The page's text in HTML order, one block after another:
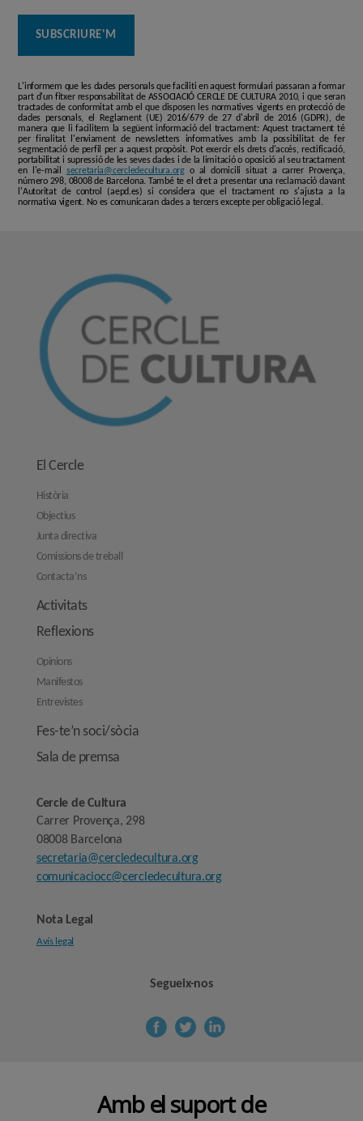
L'informem que les dades personals que faciliti en aquest formulari passaran a formar
part d'un fitxer responsabilitat de ASSOCIACIÓ CERCLE DE CULTURA 2010, i que seran
tractades de conformitat amb el que disposen les normatives vigents en protecció de
dades personals, el Reglament (UE) 2016/679 de 27 d'abril de 2016 (GDPR), de
manera que li facilitem la següent informació del tractament: Aquest tractament té
per finalitat l'enviament de newsletters informatives amb la possibilitat de fer
segmentació de perfil per a aquest propòsit. Pot exercir els drets d'accés, rectificació,
portabilitat i supressió de les seves dades i de la limitació o oposició al seu tractament
en l'e-mail secretaria@cercledecultura.orgo al domicili situat a carrer Provença,
número 298, 08008 de Barcelona. També te el dret a presentar una reclamació davant
l'Autoritat de control (aepd.es) si considera que el tractament no s'ajusta a la
normativa vigent. No es comunicaran dades a tercers excepte per obligació legal.
El Cercle
Història
Objectius
Junta directiva
Comissions de treball
Contacta’ns
Activitats
Reflexions
Opinions
Manifestos
Entrevistes
Fes-te’n soci/sòcia
Sala de premsa
Cercle de Cultura
Carrer Provença, 298
08008 Barcelona
secretaria@cercledecultura.org
comunicaciocc@cercledecultura.org
Nota Legal
Avís legal
Segueix-nos
Amb el suport de